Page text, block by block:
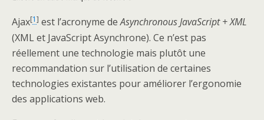
Ajax[1] est l’acronyme deAsynchronous JavaScript + XML
(XML et JavaScript Asynchrone). Ce n’est pas
réellement une technologie mais plutôt une
recommandation sur l’utilisation de certaines
technologies existantes pour améliorer l’ergonomie
des applications web.